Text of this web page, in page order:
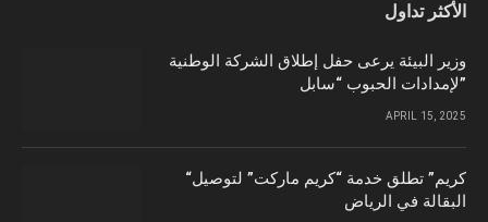
الأكثر تداول
وزير البيئة يرعى حفل إطلاق الشركة الوطنية
لإمدادات الحبوب “سابل”
APRIL 15, 2025
“كريم” تطلق خدمة “كريم ماركت” لتوصيل
البقالة في الرياض